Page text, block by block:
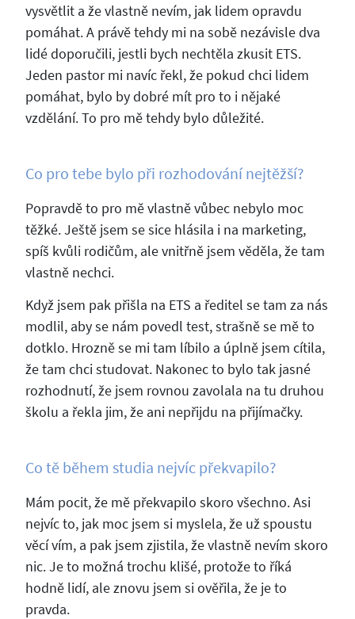
vysvětlit a že vlastně nevím, jak lidem opravdu
pomáhat. A právě tehdy mi na sobě nezávisle dva
lidé doporučili, jestli bych nechtěla zkusit ETS.
Jeden pastor mi navíc řekl, že pokud chci lidem
pomáhat, bylo by dobré mít pro to i nějaké
vzdělání. To pro mě tehdy bylo důležité.
Co pro tebe bylo při rozhodování nejtěžší?
Popravdě to pro mě vlastně vůbec nebylo moc
těžké. Ještě jsem se sice hlásila i na marketing,
spíš kvůli rodičům, ale vnitřně jsem věděla, že tam
vlastně nechci.
Když jsem pak přišla na ETS a ředitel se tam za nás
modlil, aby se nám povedl test, strašně se mě to
dotklo. Hrozně se mi tam líbilo a úplně jsem cítila,
že tam chci studovat. Nakonec to bylo tak jasné
rozhodnutí, že jsem rovnou zavolala na tu druhou
školu a řekla jim, že ani nepřijdu na přijímačky.
Co tě během studia nejvíc překvapilo?
Mám pocit, že mě překvapilo skoro všechno. Asi
nejvíc to, jak moc jsem si myslela, že už spoustu
věcí vím, a pak jsem zjistila, že vlastně nevím skoro
nic. Je to možná trochu klišé, protože to říká
hodně lidí, ale znovu jsem si ověřila, že je to
pravda.